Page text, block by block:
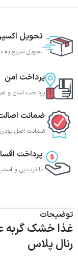
تحویل
تحویل سریع به
پرداخت امن
پرداخت آسان و
ضمانت اصالت
ضمانت اصل بودن
پرداخت
با ترب‌ پی و
توضیحات
غذا خشک گربه
رنال پلاس